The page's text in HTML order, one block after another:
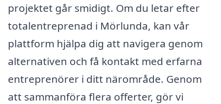
projektet går smidigt. Om du letar efter
totalentreprenad i Mörlunda, kan vår
plattform hjälpa dig att navigera genom
alternativen och få kontakt med erfarna
entreprenörer i ditt närområde. Genom
att sammanföra flera offerter, gör vi